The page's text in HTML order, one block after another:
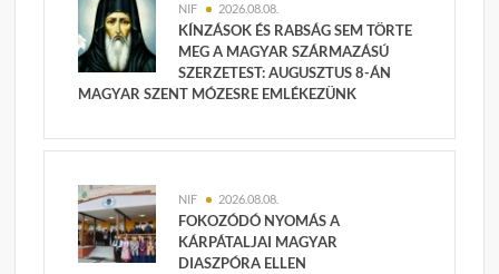
NIF 2026.08.08.
KÍNZÁSOK ÉS RABSÁG SEM TÖRTE
MEG A MAGYAR SZÁRMAZÁSÚ
SZERZETEST: AUGUSZTUS 8-ÁN
MAGYAR SZENT MÓZESRE EMLÉKEZÜNK
NIF 2026.08.08.
FOKOZÓDÓ NYOMÁS A
KÁRPÁTALJAI MAGYAR
DIASZPÓRA ELLEN